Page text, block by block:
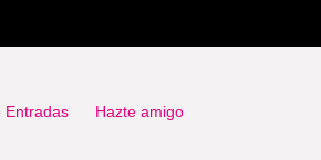
Entradas Hazte amigo